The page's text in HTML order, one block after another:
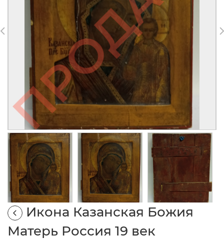
Икона Казанская Божия
Матерь Россия 19 век